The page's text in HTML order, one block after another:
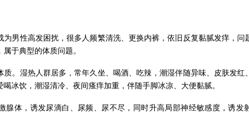
为男性高发困扰，很多人频繁清洗、更换内裤，依旧反复黏腻发痒，问
于典型的体质问题。
质。湿热人群居多，常年久坐、喝酒、吃辣，潮湿伴随异味、皮肤发红
冰饮，潮湿清冷、夜间瘙痒加重，伴随手脚冰凉、大便黏腻。
腺体，诱发尿滴白、尿频、尿不尽，同时升高局部神经敏感度，诱发